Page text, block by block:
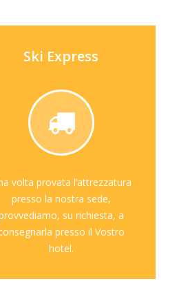
Ski Express
volta provata l’attrezzatura
presso la nostra sede,
su richiesta, a
presso il Vostro
hotel.